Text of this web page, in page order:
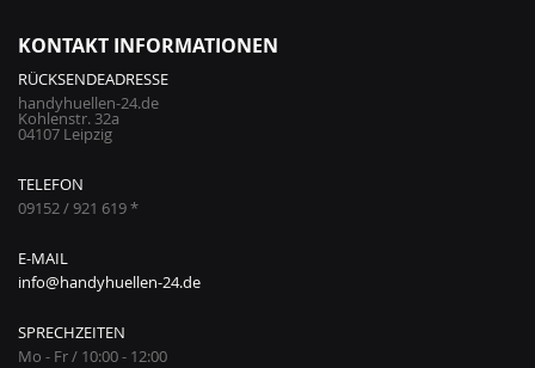
KONTAKT INFORMATIONEN
RÜCKSENDEADRESSE
handyhuellen-24.de
Kohlenstr. 32a
04107 Leipzig
TELEFON
09152 / 921 619 *
E-MAIL
info@handyhuellen-24.de
SPRECHZEITEN
Mo - Fr / 10:00 - 12:00